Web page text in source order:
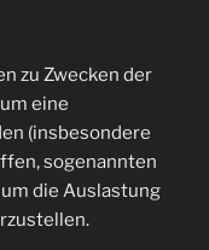
zu Zwecken der
eine
(insbesondere
sogenannten
die Auslastung